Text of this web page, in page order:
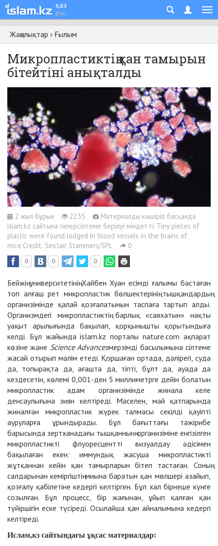
қаз
рус
Жаңалықтар › Ғылым
Микропластиктің қан тамырын
бітейтіні анықталды
2 жыл бұрын 2235
Материалды көшіріп басқанда
islam.kz сайтына гиперсілтеме берілуі міндетті. Tiny pieces of
plastic were found lodged in blood vessels in the brains of
mice.Credit: Sinclair Stammers/SPL
0
0 0 0
Бейжің университетінің Хайбен Хуан есімді ғалымы бастаған
топ алғаш рет микропластик бөлшектерінің тышқандардың
организімінде қалай қозғалатынын таспаға тартып алды.
Организмдегі микропластиктің барлық «саяхатын» нақты
уақыт арылығында бақылап, қорқынышты қорытындыға
келді. Бұл жайында islam.kz порталы nature.com ақпарат
көзіне және Science Advancesмерзімді басылымына сілтеме
жасай отырып мәлім етеді. Қоршаған ортада, дәлірегі, суда
да, топырақта да, ағашта да, тіпті, бұлт да, ауада да
кездесетін, көлемі 0,001-ден 5 миллиметрге дейін болатын
микропластик адам организімінде жинала келе
денсаулығына зиян келтіреді. Мәселен, май қатпарында
жиналған микропластик жүрек талмасы секілді қауіпті
ауруларға ұрындырады. Бұл бағыттағы тәжірибе
барысында зертханадағы тышқаннынң организіміне енгізілген
микропластикті флуоресцентті визуалдау әдісімен
бақылаған екен: иммундық жасуша микропластикті
жұтқаннан кейін қан тамырларын бітеп тастаған. Соның
салдарынан кеміргіштің миына баратын қан мөлшері азайып,
қозғалу қабілетіне кедергі келтірген. Бұл хал бірнеше күнге
созылған. Бұл процесс, бір жағынан, ұйып қалған қан
түйіршігін еске түсіреді. Осылайша қан айналымына кедергі
келтіреді.
Ислам,кз сайтындағы ұқсас материалдар: